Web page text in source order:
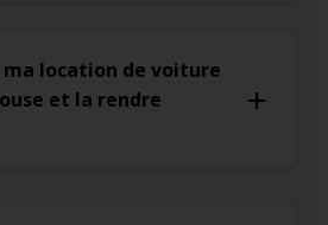
location de voiture
et la rendre